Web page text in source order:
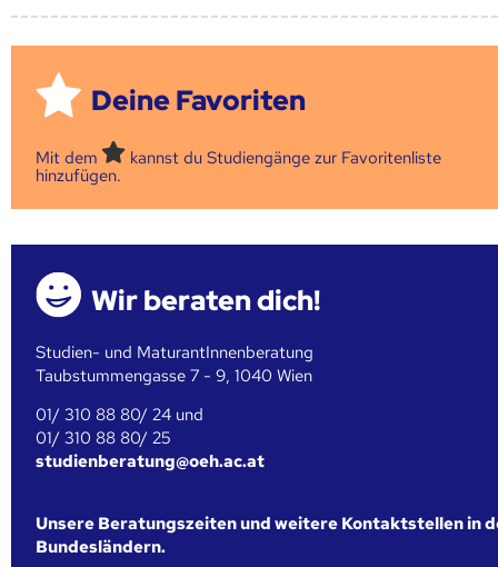
Deine Favoriten
Mit dem
kannst du Studiengänge zur Favoritenliste
hinzufügen.
Wir beraten dich!
Studien- und MaturantInnenberatung
Taubstummengasse 7 - 9, 1040 Wien
01/ 310 88 80/ 24 und
01/ 310 88 80/ 25
studienberatung@oeh.ac.at
Unsere Beratungszeiten und weitere Kontaktstellen in
Bundesländern.